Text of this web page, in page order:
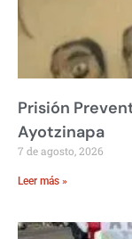
Prisión
Ayotzinapa
7 de agosto, 2026
Leer más »